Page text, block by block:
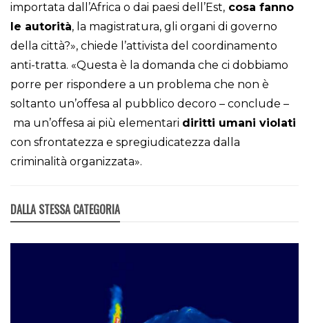
importata dall’Africa o dai paesi dell’Est, cosa fanno
le autorità, la magistratura, gli organi di governo
della città?», chiede l’attivista del coordinamento
anti-tratta. «Questa è la domanda che ci dobbiamo
porre per rispondere a un problema che non è
soltanto un’offesa al pubblico decoro – conclude –
ma un’offesa ai più elementari diritti umani violati
con sfrontatezza e spregiudicatezza dalla
criminalità organizzata».
DALLA STESSA CATEGORIA